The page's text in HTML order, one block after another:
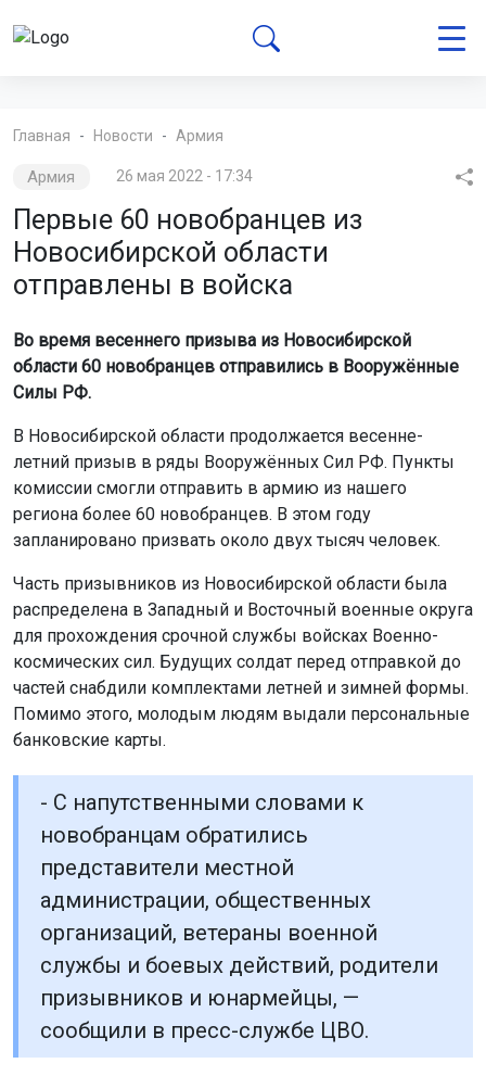
Главная Новости Армия
Армия 26 мая 2022 - 17:34
Первые 60 новобранцев из
Новосибирской области
отправлены в войска
Во время весеннего призыва из Новосибирской
области 60 новобранцев отправились в Вооружённые
Силы РФ.
В Новосибирской области продолжается весенне-
летний призыв в ряды Вооружённых Сил РФ. Пункты
комиссии смогли отправить в армию из нашего
региона более 60 новобранцев. В этом году
запланировано призвать около двух тысяч человек.
Часть призывников из Новосибирской области была
распределена в Западный и Восточный военные округа
для прохождения срочной службы войсках Военно-
космических сил. Будущих солдат перед отправкой до
частей снабдили комплектами летней и зимней формы.
Помимо этого, молодым людям выдали персональные
банковские карты.
- С напутственными словами к
новобранцам обратились
представители местной
администрации, общественных
организаций, ветераны военной
службы и боевых действий, родители
призывников и юнармейцы, —
сообщили в пресс-службе ЦВО.